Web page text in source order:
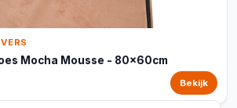
Mocha Mousse - 80x60cm
Bekijk